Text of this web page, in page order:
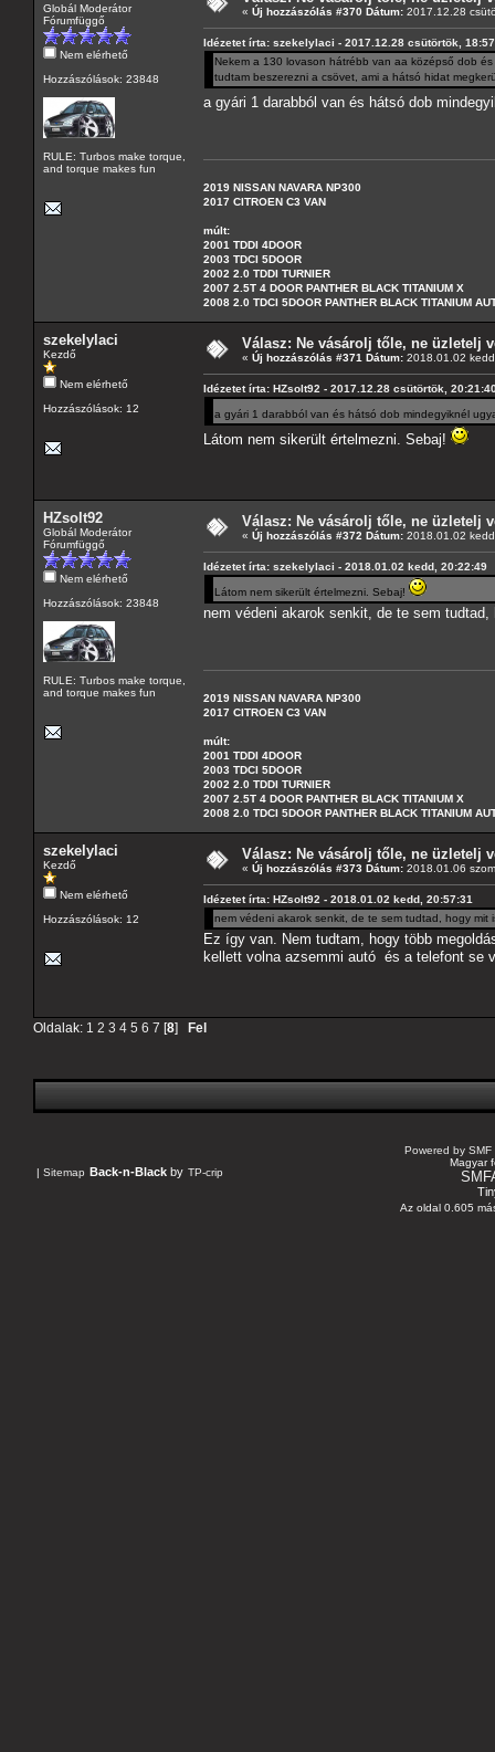
Globál Moderátor
Fórumfüggő
Nem elérhető
Hozzászólások: 23848
RULE: Turbos make torque,
and torque makes fun
« Új hozzászólás #370 Dátum: 2017.12.28
Idézetet írta: szekelylaci - 2017.12.28 csütörtök,
Nekem a 130 lovason hátrébb van aa középső dob
tudtam beszerezni a csövet, ami a hátsó hidat
a gyári 1 darabból van és hátsó dob
2019 NISSAN NAVARA NP300
2017 CITROEN C3 VAN
múlt:
2001 TDDI 4DOOR
2003 TDCI 5DOOR
2002 2.0 TDDI TURNIER
2007 2.5T 4 DOOR PANTHER BLACK TITANIUM X
2008 2.0 TDCI 5DOOR PANTHER BLACK TITANIUM
szekelylaci
Kezdő
Nem elérhető
Hozzászólások: 12
Válasz: Ne vásárolj tőle, ne üzletelj
« Új hozzászólás #371 Dátum: 2018.01.02
Idézetet írta: HZsolt92 - 2017.12.28 csütörtök,
a gyári 1 darabból van és hátsó dob mindegyiknél
Látom nem sikerült értelmezni. Sebaj!
HZsolt92
Globál Moderátor
Fórumfüggő
Nem elérhető
Hozzászólások: 23848
RULE: Turbos make torque,
and torque makes fun
Válasz: Ne vásárolj tőle, ne üzletelj
« Új hozzászólás #372 Dátum: 2018.01.02
Idézetet írta: szekelylaci - 2018.01.02 kedd, 20:22:49
Látom nem sikerült értelmezni. Sebaj!
nem védeni akarok senkit, de te sem
2019 NISSAN NAVARA NP300
2017 CITROEN C3 VAN
múlt:
2001 TDDI 4DOOR
2003 TDCI 5DOOR
2002 2.0 TDDI TURNIER
2007 2.5T 4 DOOR PANTHER BLACK TITANIUM X
2008 2.0 TDCI 5DOOR PANTHER BLACK TITANIUM
szekelylaci
Kezdő
Nem elérhető
Hozzászólások: 12
Válasz: Ne vásárolj tőle, ne üzletelj
« Új hozzászólás #373 Dátum: 2018.01.06
Idézetet írta: HZsolt92 - 2018.01.02 kedd, 20:57:31
nem védeni akarok senkit, de te sem tudtad, hogy mit
Ez így van. Nem tudtam, hogy több
kellett volna azsemmi autó és a telefont se
Oldalak: 1 2 3 4 5 6 7 [8] Fel
| Sitemap Back-n-Black by TP-crip
Powered by SMF
Magyar
Az oldal 0.605